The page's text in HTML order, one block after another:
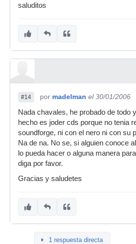
saluditos
#14 por madelman el 30/01/2006
Nada chavales, he probado de todo
hecho es joder cds porque no tenia
soundforge, ni con el nero ni con su
Na de na. No se, si alguien conoce
lo pueda hacer o alguna manera
diga por favor.
Gracias y saludetes
1 respuesta directa